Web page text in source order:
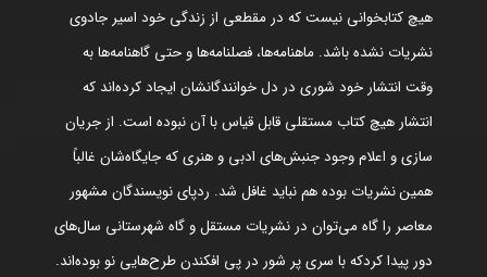
هیچ کتابخوانی نیست که در مقطعی از زندگی خود اسیر جادوی
نشریات نشده باشد. ماهنامه‌ها، فصلنامه‌ها و حتی گاهنامه‌ها به
وقت انتشار خود شوری در دل خوانندگانشان ایجاد کرده‌اند که
انتشار هیچ کتاب مستقلی قابل قیاس با آن نبوده است. از جریان
سازی و اعلام وجود جنبش‌های ادبی و هنری که جایگاه‌شان غالباً
همین نشریات بوده هم نباید غافل شد. ردپای نویسندگان مشهور
معاصر را گاه می‌توان در نشریات مستقل و گاه شهرستانی سال‌های
دور پیدا کردکه با سری پر شور در پی افکندن طرح‌هایی نو بوده‌اند.